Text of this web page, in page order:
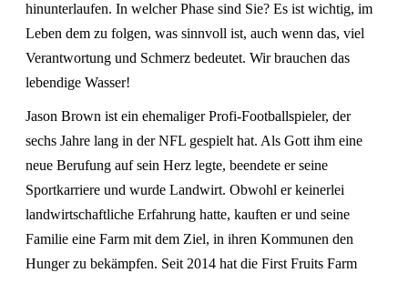
hinunterlaufen. In welcher Phase sind Sie? Es ist wichtig, im
Leben dem zu folgen, was sinnvoll ist, auch wenn das, viel
Verantwortung und Schmerz bedeutet. Wir brauchen das
lebendige Wasser!
Jason Brown ist ein ehemaliger Profi-Footballspieler, der
sechs Jahre lang in der NFL gespielt hat. Als Gott ihm eine
neue Berufung auf sein Herz legte, beendete er seine
Sportkarriere und wurde Landwirt. Obwohl er keinerlei
landwirtschaftliche Erfahrung hatte, kauften er und seine
Familie eine Farm mit dem Ziel, in ihren Kommunen den
Hunger zu bekämpfen. Seit 2014 hat die First Fruits Farm